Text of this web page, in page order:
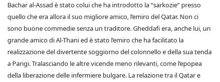
Bachar al-Assad è stato colui che ha introdotto la “sarkozie” presso
quello che era allora il suo migliore amico, l’emiro del Qatar. Non ci
sono buone commedie senza un traditore. Gheddafi era, anche lui, un
grande amico di Al-Thani ed è stato l’emiro che ha facilitato la
realizzazione del divertente soggiorno del colonnello e della sua tenda
a Parigi. Tralasciando le altre vicende meno rilevanti, come l’epopea
della liberazione delle infermiere bulgare. La relazione tra il Qatar e